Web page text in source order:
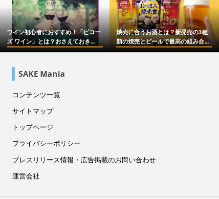
ワイン初心者におすすめ！「ビコー
ズ ワイン」とは？おさえておき...
焼売に合うお酒とは？新発売の3種
類の焼売とビールで最高の組み合...
SAKE Mania
コンテンツ一覧
サイトマップ
トップページ
プライバシーポリシー
プレスリリース情報・広告掲載のお問い合わせ
運営会社